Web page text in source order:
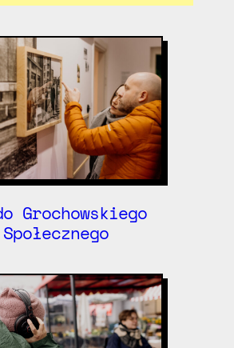
Grochowskiego